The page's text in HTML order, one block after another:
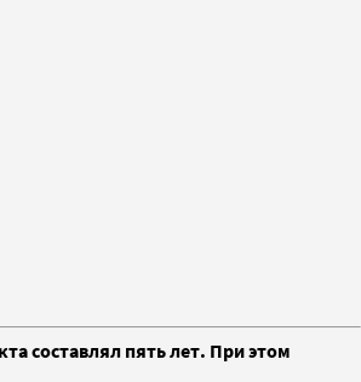
составлял пять лет. При этом